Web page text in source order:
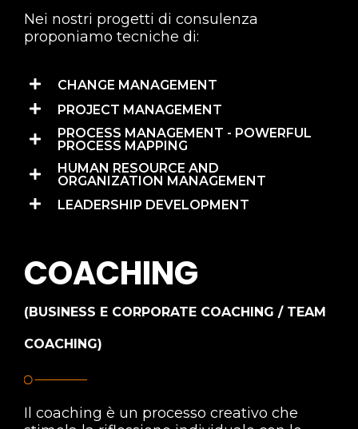
Nei nostri progetti di consulenza
proponiamo tecniche di:
CHANGE MANAGEMENT
PROJECT MANAGEMENT
PROCESS MANAGEMENT - POWERFUL
PROCESS MAPPING
HUMAN RESOURCE AND
ORGANIZATION MANAGEMENT
LEADERSHIP DEVELOPMENT
COACHING
(BUSINESS E CORPORATE COACHING / TEAM
COACHING)
Il coaching è un processo creativo che